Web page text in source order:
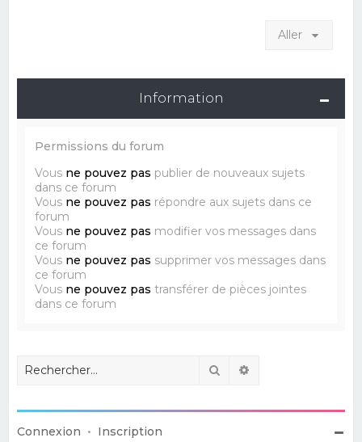
Aller
Information
Permissions du forum
Vous ne pouvez pas publier de nouveaux sujets
dans ce forum
Vous ne pouvez pas répondre aux sujets dans ce
forum
Vous ne pouvez pas modifier vos messages dans
ce forum
Vous ne pouvez pas supprimer vos messages dans
ce forum
Vous ne pouvez pas transférer de pièces jointes
dans ce forum
Rechercher
Connexion • Inscription